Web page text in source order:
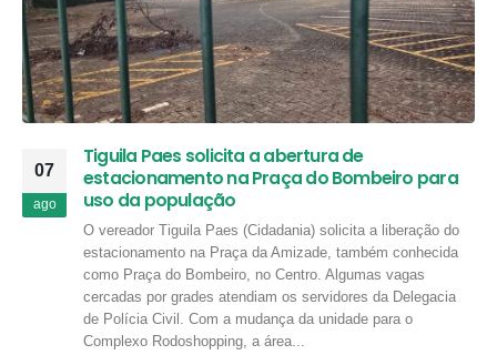
07
ago
Tiguila Paes solicita a abertura de
estacionamento na Praça do Bombeiro para
uso da população
O vereador Tiguila Paes (Cidadania) solicita a liberação do
estacionamento na Praça da Amizade, também conhecida
como Praça do Bombeiro, no Centro. Algumas vagas
cercadas por grades atendiam os servidores da Delegacia
de Polícia Civil. Com a mudança da unidade para o
Complexo Rodoshopping, a área...